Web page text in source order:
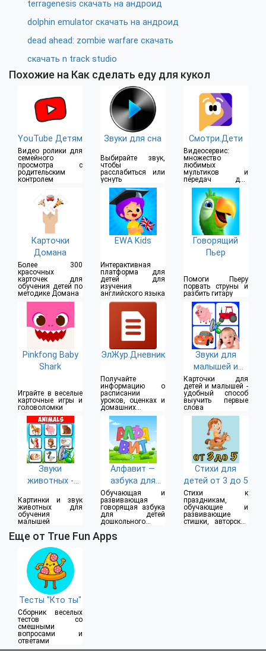
terragenesis скачать на андроид
dolphin emulator скачать на андроид
dead ahead: zombie warfare скачать
скачать n track studio
Похожие на Как сделать еду для кукол
YouTube Детям
Видео ролики для
семейного
просмотра с
родительским
контролем
Звуки для сна
Выбирайте звук,
чтобы
расслабиться или
уснуть
Смотри.Дети
Видеосервис:
множество
любимых
мультиков и
передач для
ваших детей
Карточки
Домана
Более 300
красочных
карточек для
обучения детей по
методике Домана
EWA Kids
Интерактивная
платформа для
детей для
изучения
английского языка
Говорящий
Пьер
Помоги Пьеру
порвать струны и
разбить гитару
Pinkfong Baby
Shark
Играйте в веселые
карточные игры и
головоломки
ЭлЖур.Дневник
Получайте
информацию о
расписании
уроков, оценках и
домашних
заданиях
Звуки для
малышей и
детей
Карточки для
детей и малышей -
удобный способ
выучить первые
слова
Звуки
животных -
Картинки и звук
животных для
обучения
малышей
Алфавит —
азбука для
детей
Обучающая и
развивающая
говорящая азбука
для детей
дошкольного
Стихи для
детей от 3 до 5
Стихи к
праздникам,
обучающие и
развивающие
стишки, авторские
Еще от True Fun Apps
Тесты "Кто ты"
Сборник веселых
тестов со
смешными
вопросами и
ответами